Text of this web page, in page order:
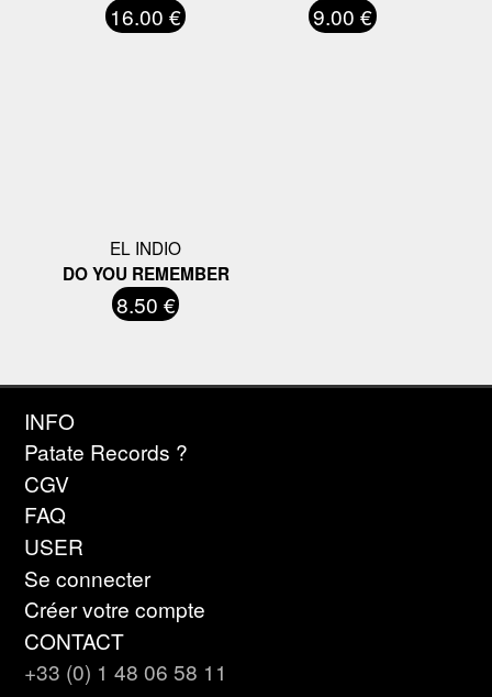
16.00 € 9.00 €
EL INDIO
DO YOU REMEMBER
8.50 €
INFO
Patate Records ?
CGV
FAQ
USER
Se connecter
Créer votre compte
CONTACT
+33 (0) 1 48 06 58 11